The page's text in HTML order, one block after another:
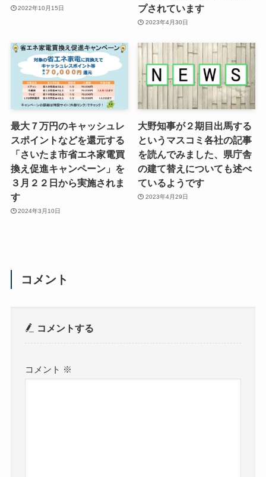
2022年10月15日
プされています
2023年4月30日
最大７万円のキャッシュレ
スポイントなどを還元する
「さいたま市省エネ家電買
換え促進キャンペーン」を
３月２２日から実施されま
す
2024年3月10日
大野知事が２期目出馬する
というマスコミ各社の記事
を読んでみました、県庁舎
の建て替えについても述べ
ているようです
2023年4月29日
コメント
コメントする
コメント ※